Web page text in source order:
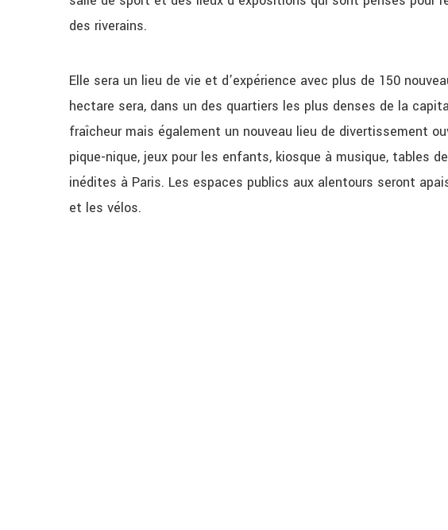
des riverains.
Elle sera un lieu de vie et d’expérience avec plus de 150
hectare sera, dans un des quartiers les plus denses de la
fraîcheur mais également un nouveau lieu de divertissement
pique-nique, jeux pour les enfants, kiosque à musique, tables
inédites à Paris. Les espaces publics aux alentours seront
et les vélos.